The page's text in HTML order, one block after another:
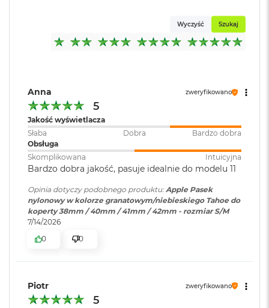
M
a
c
B
o
o
k
A
r
1
5
W
e
g
k
Wyczyść Szukaj
Anna zweryfikowano
5
Jakość wyświetlacza
Słaba
Dobra
Bardzo dobra
Obsługa
Skomplikowana
Intuicyjna
Bardzo dobra jakość, pasuje idealnie do modelu 11
Opinia dotyczy podobnego produktu:Apple Pasek
nylonowy w kolorze granatowym/niebieskiego Tahoe do
koperty 38mm / 40mm / 41mm / 42mm - rozmiar S/M
7/14/2026
0
0
Piotr zweryfikowano
5